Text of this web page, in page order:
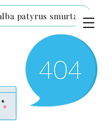
patyrus smurtą